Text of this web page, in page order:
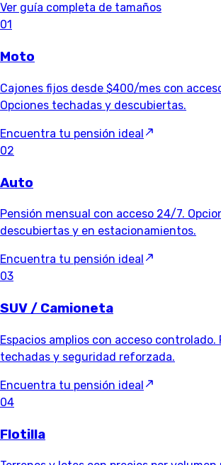
Ver guía completa de tamaños
01
Moto
Cajones fijos desde $400/mes con
Opciones techadas y descubiertas.
Encuentra tu pensión ideal
02
Auto
Pensión mensual con acceso 24/7.
descubiertas y en estacionamientos.
Encuentra tu pensión ideal
03
SUV / Camioneta
Espacios amplios con acceso controlado.
techadas y seguridad reforzada.
Encuentra tu pensión ideal
04
Flotilla